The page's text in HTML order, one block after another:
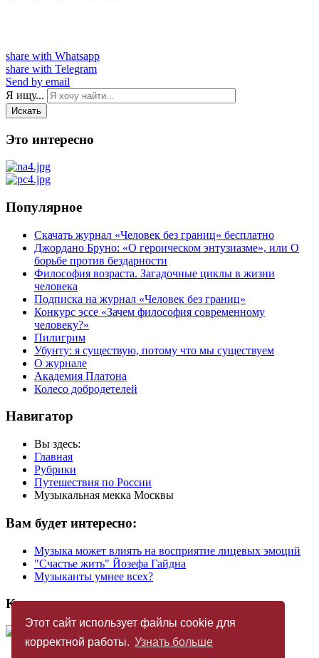
Этот сайт использует файлы cookie для
корректной работы. Узнать больше
share with Whatsapp
share with Telegram
Send by email
Я ищу...
Искать
Это интересно
Популярное
Скачать журнал «Человек без границ» бесплатно
Джордано Бруно: «О героическом энтузиазме», или О
борьбе против бездарности
Философия возраста. Загадочные циклы в жизни
человека
Подписка на журнал «Человек без границ»
Конкурс эссе «Зачем философия современному
человеку?»
Пилигрим
Убунту: я существую, потому что мы существуем
О журнале
Академия Платона
Колесо добродетелей
Навигатор
Вы здесь:
Главная
Рубрики
Путешествия по России
Музыкальная мекка Москвы
Вам будет интересно:
Музыка может влиять на восприятие лицевых эмоций
"Счастье жить" Йозефа Гайдна
Музыканты умнее всех?
Купить журнал